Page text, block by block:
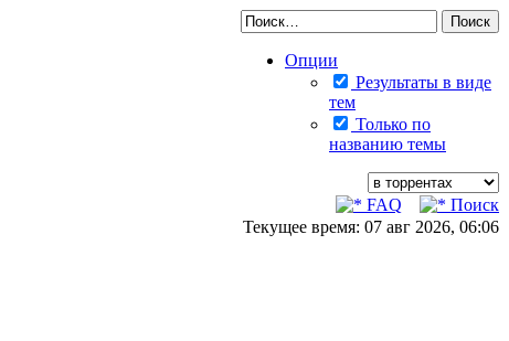
Опции
Результаты в виде
тем
Только по
названию темы
FAQ
Поиск
Текущее время: 07 авг 2026, 06:06